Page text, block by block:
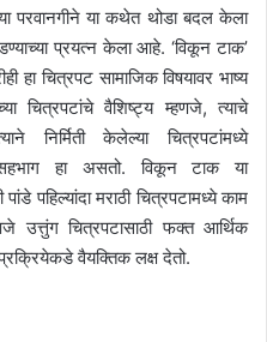
परवानगीने या कथेत थोडा बदल केला
प्रयत्न केला आहे. ‘विकून टाक’
हा चित्रपट सामाजिक विषयावर भाष्य
चित्रपटांचे वैशिष्ट्य म्हणजे, त्याचे
निर्मिती केलेल्या चित्रपटांमध्ये
सहभाग हा असतो. विकून टाक या
पहिल्यांदा मराठी चित्रपटामध्ये काम
उत्तुंग चित्रपटासाठी फक्त आर्थिक
वैयक्तिक लक्ष देतो.